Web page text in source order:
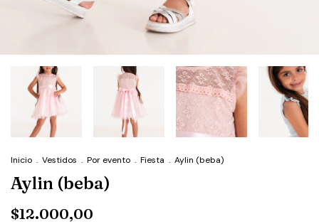
Inicio . Vestidos . Por evento . Fiesta . Aylin (beba)
Aylin (beba)
$12.000,00